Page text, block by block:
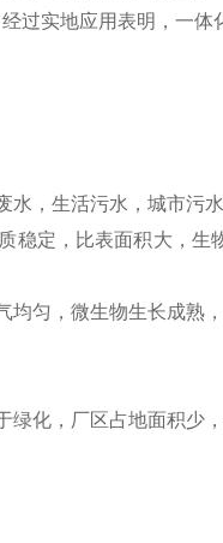
过实地应用表明，一
，生活污水，城市污水
稳定，比表面积大，生
匀，微生物生长成熟
化，厂区占地面积少，